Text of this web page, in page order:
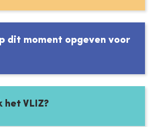
dit moment opgeven voor
het VLIZ?